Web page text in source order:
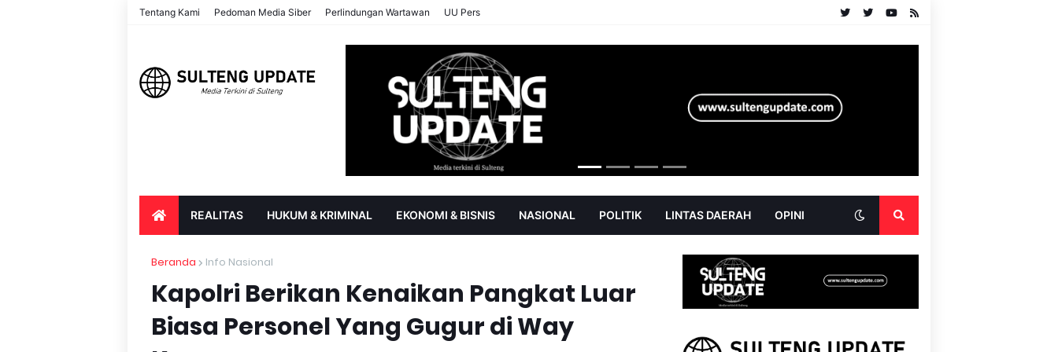
Tentang Kami Pedoman Media Siber Perlindungan Wartawan UU Pers
REALITAS HUKUM & KRIMINAL EKONOMI & BISNIS NASIONAL POLITIK LINTAS DAERAH OPINI
Beranda Info Nasional
Kapolri Berikan Kenaikan Pangkat Luar
Biasa Personel Yang Gugur di Way